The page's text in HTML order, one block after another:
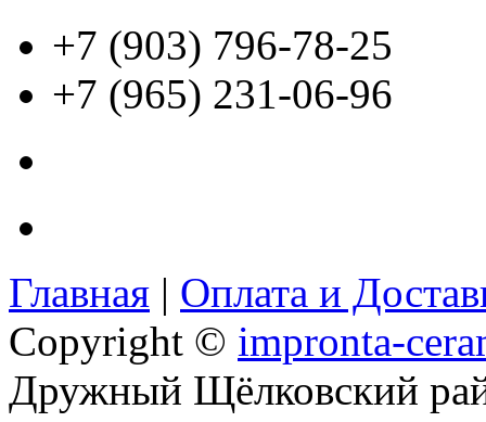
+7 (903) 796-78-25
+7 (965) 231-06-96
Главная | Оплата и
Copyright © impronta-
Дружный Щёлковский